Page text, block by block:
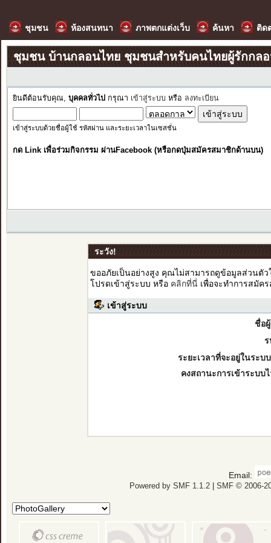
ชุมชน ห้องสนทนา ภาพตกแต่งเว็บ ค้นหา ติด
ชุมชน บ้านกลอนไทย ชุมชนสำหรับคนไทยผู้รักกล
ยินดีต้อนรับคุณ, บุคคลทั่วไป กรุณา เข้าสู่ระบบ หรือ ลงทะเบียน
เข้าสู่ระบบด้วยชื่อผู้ใช้ รหัสผ่าน และระยะเวลาในเซสชั่น
กด Link เพื่อร่วมกิจกรรม ผ่านFacebook (หรือกดปุ่มสมัครสมาชิกด้านบน)
ระวัง!
ขออภัยเป็นอย่างสูง คุณไม่สามารถดูข้อมูลส่วนตั
โปรดเข้าสู่ระบบ หรือ คลิกที่นี่เพื่อจะทำการสมัค
เข้าสู่ระบบ
ชื่อ
ระยะเวลาที่จะอยู่ในระบ
คงสถานะการเข้าระบบ
Email:
Powered by SMF 1.1.2| SMF © 2006-